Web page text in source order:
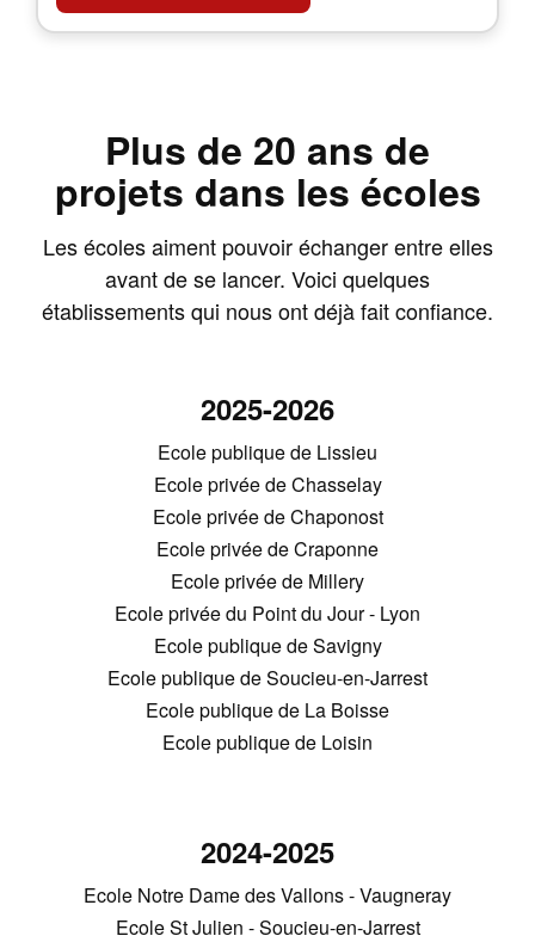
Plus de 20 ans de
projets dans les écoles
Les écoles aiment pouvoir échanger entre elles
avant de se lancer. Voici quelques
établissements qui nous ont déjà fait confiance.
2025-2026
Ecole publique de Lissieu
Ecole privée de Chasselay
Ecole privée de Chaponost
Ecole privée de Craponne
Ecole privée de Millery
Ecole privée du Point du Jour - Lyon
Ecole publique de Savigny
Ecole publique de Soucieu-en-Jarrest
Ecole publique de La Boisse
Ecole publique de Loisin
2024-2025
Ecole Notre Dame des Vallons - Vaugneray
Ecole St Julien - Soucieu-en-Jarrest